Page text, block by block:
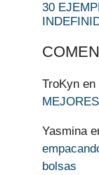
30
TroKyn en
Yasmina
bolsas